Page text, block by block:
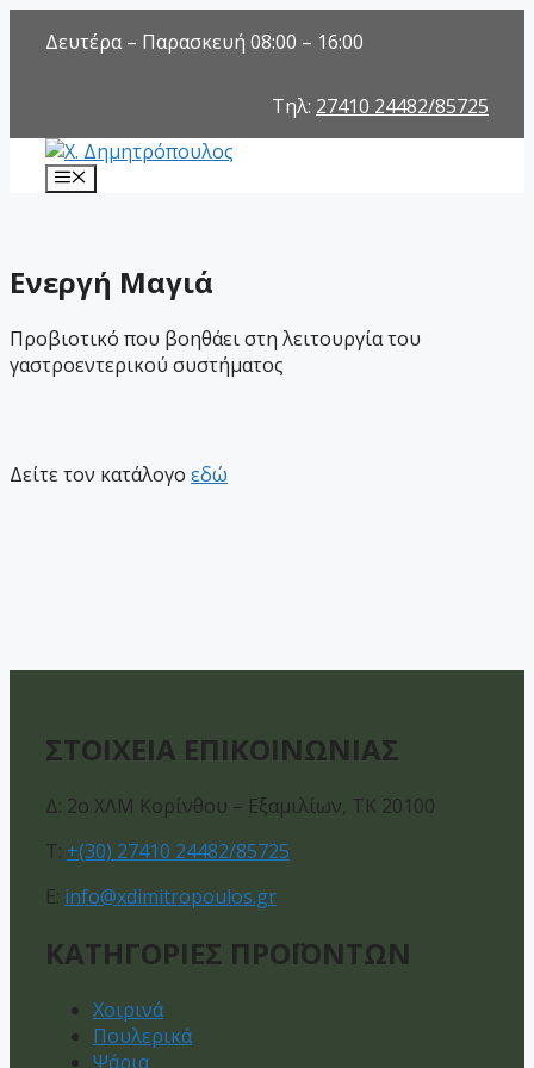
Δευτέρα – Παρασκευή 08:00 – 16:00
Τηλ: 27410 24482/85725
Μενού
Ενεργή Μαγιά
Προβιοτικό που βοηθάει στη λειτουργία του
γαστροεντερικού συστήματος
Δείτε τον κατάλογο εδώ
ΣΤΟΙΧΕΙΑ ΕΠΙΚΟΙΝΩΝΙΑΣ
Δ: 2ο ΧΛΜ Κορίνθου – Εξαμιλίων, ΤΚ 20100
Τ: +(30) 27410 24482/85725
E: info@xdimitropoulos.gr
ΚΑΤΗΓΟΡΙΕΣ ΠΡΟΪΟΝΤΩΝ
Χοιρινά
Πουλερικά
Ψάρια